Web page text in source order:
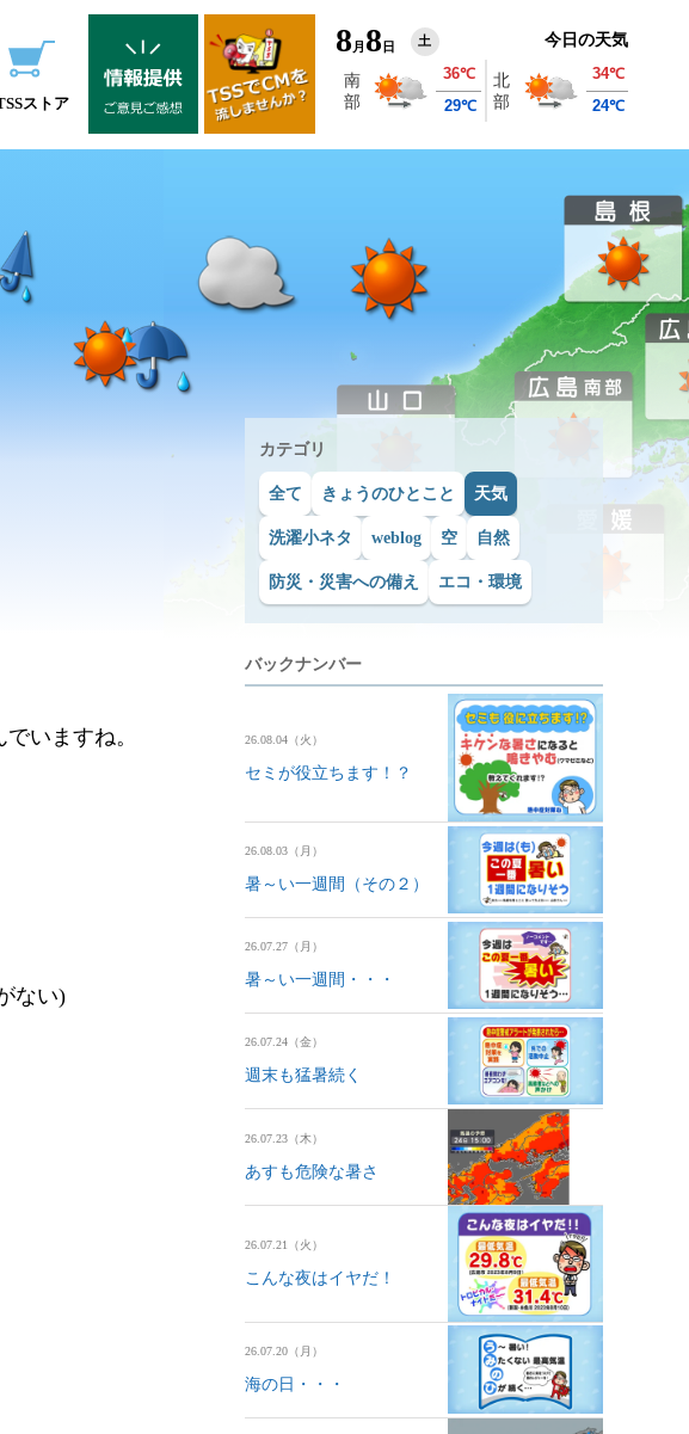
ストア
8 月 8 日 土 今日の天気
いますね。
ない)
カテゴリ
全て きょうのひとこと 天気
洗濯小ネタ weblog 空 自然
防災・災害への備え エコ・環境
バックナンバー
26.08.04（火）
セミが役立ちます！？
26.08.03（月）
暑～い一週間（その２）
26.07.27（月）
暑～い一週間・・・
26.07.24（金）
週末も猛暑続く
26.07.23（木）
あすも危険な暑さ
26.07.21（火）
こんな夜はイヤだ！
26.07.20（月）
海の日・・・